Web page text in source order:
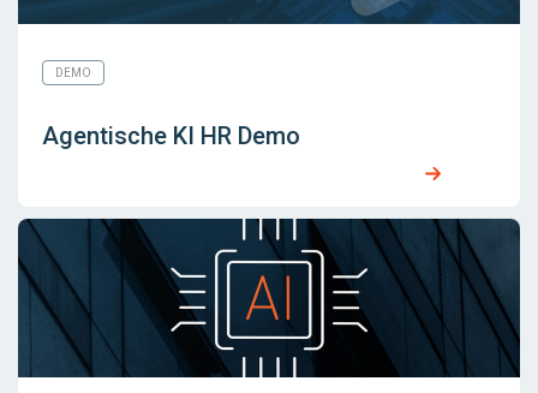
DEMO
Agentische KI HR Demo